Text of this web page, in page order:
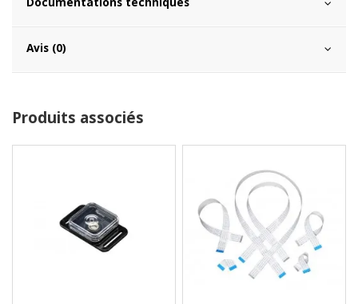
Avis (0)
Produits associés